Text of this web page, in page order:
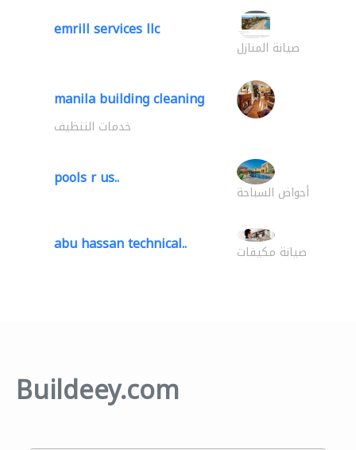
emrill services llc
صيانة المنازل
manila building cleaning
خدمات التنظيف
pools r us..
أحواض السباحة
abu hassan technical.. صيانة مكيفات
Buildeey.com